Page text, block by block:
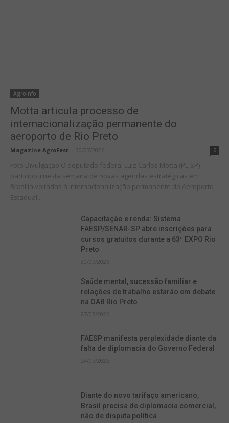
AgroInfo
Motta articula processo de
internacionalização permanente do
aeroporto de Rio Preto
Magazine AgroFest 30/07/2026 0
Foto Divulgação O deputado federal Luiz Carlos Motta (PL-SP)
participou nesta semana de novas agendas estratégicas em
Brasília voltadas à internacionalização permanente do Aeroporto
Estadual...
Capacitação e renda: Sistema
FAESP/SENAR-SP abre inscrições para
cursos gratuitos durante a 63ª EXPO Rio
Preto
30/07/2026
Saúde mental, sucessão familiar e
relações de trabalho estarão em debate
na OAB Rio Preto
27/07/2026
FAESP manifesta perplexidade diante da
falta de diplomacia do Governo Federal
24/07/2026
Diante do novo tarifaço americano,
Brasil precisa de diplomacia comercial,
não de disputa política